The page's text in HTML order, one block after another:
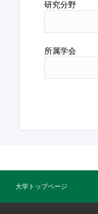
研究分野
所属学会
大学トップページ